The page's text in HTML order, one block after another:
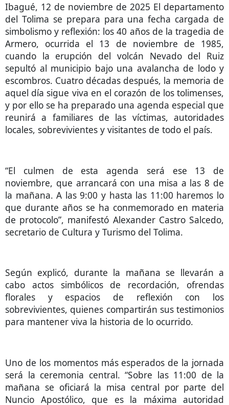
Ibagué, 12 de noviembre de 2025 El departamento
del Tolima se prepara para una fecha cargada de
simbolismo y reflexión: los 40 años de la tragedia de
Armero, ocurrida el 13 de noviembre de 1985,
cuando la erupción del volcán Nevado del Ruiz
sepultó al municipio bajo una avalancha de lodo y
escombros. Cuatro décadas después, la memoria de
aquel día sigue viva en el corazón de los tolimenses,
y por ello se ha preparado una agenda especial que
reunirá a familiares de las víctimas, autoridades
locales, sobrevivientes y visitantes de todo el país.
“El culmen de esta agenda será ese 13 de
noviembre, que arrancará con una misa a las 8 de
la mañana. A las 9:00 y hasta las 11:00 haremos lo
que durante años se ha conmemorado en materia
de protocolo”, manifestó Alexander Castro Salcedo,
secretario de Cultura y Turismo del Tolima.
Según explicó, durante la mañana se llevarán a
cabo actos simbólicos de recordación, ofrendas
florales y espacios de reflexión con los
sobrevivientes, quienes compartirán sus testimonios
para mantener viva la historia de lo ocurrido.
Uno de los momentos más esperados de la jornada
será la ceremonia central. “Sobre las 11:00 de la
mañana se oficiará la misa central por parte del
Nuncio Apostólico, que es la máxima autoridad